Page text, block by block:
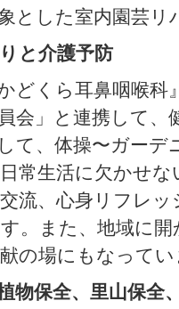
とした室内園芸
と介護予防
どくら耳鼻咽喉科
会」と連携して
て、体操〜ガー
常生活に欠かせ
流、心身リフレッ
。また、地域に
の場にもなって
物保全、里山保全